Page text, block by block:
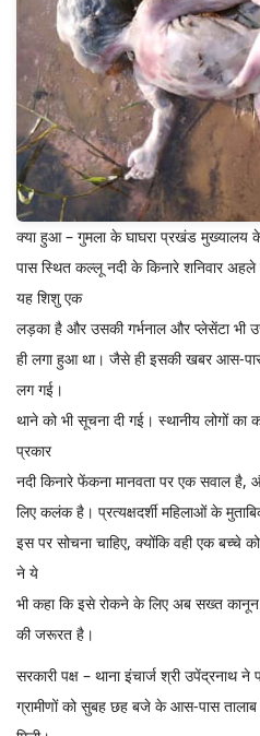
क्या हुआ – गुमला के घाघरा प्रखंड मुख्यालय
पास स्थित कल्लू नदी के किनारे शनिवार
यह शिशु एक
लड़का है और उसकी गर्भनाल और प्लेसेंटा भी
ही लगा हुआ था। जैसे ही इसकी खबर आस-
लग गई।
थाने को भी सूचना दी गई। स्थानीय लोगों
प्रकार
नदी किनारे फेंकना मानवता पर एक सवाल
लिए कलंक है। प्रत्यक्षदर्शी महिलाओं के
इस पर सोचना चाहिए, क्योंकि वही एक बच्चे
ने ये
भी कहा कि इसे रोकने के लिए अब सख्त
की जरूरत है।
सरकारी पक्ष – थाना इंचार्ज श्री उपेंद्रनाथ ने
ग्रामीणों को सुबह छह बजे के आस-पास